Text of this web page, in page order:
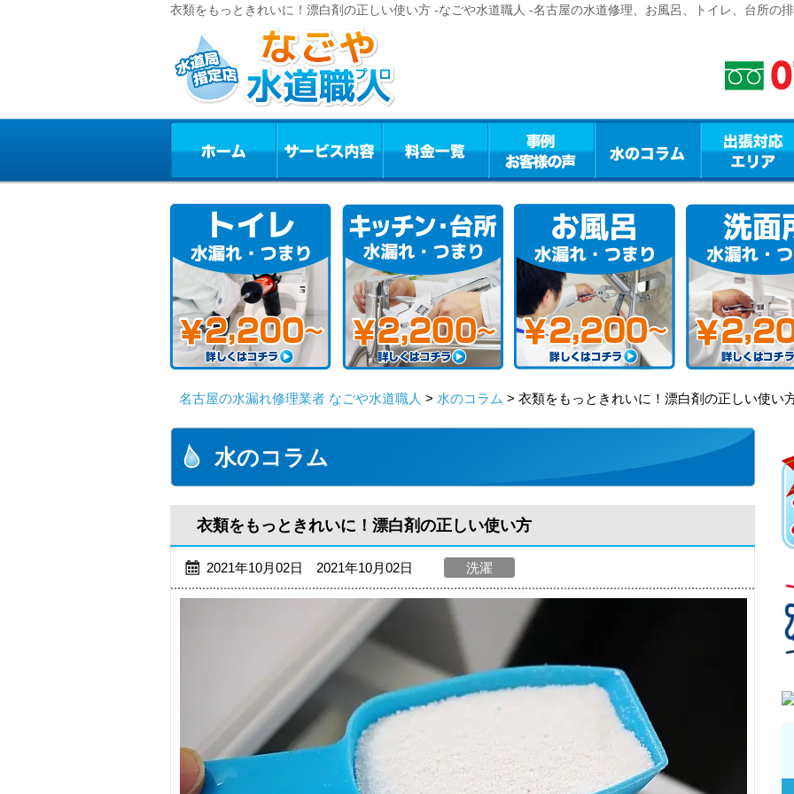
衣類をもっときれいに！漂白剤の正しい使い方 -なごや水道職人 -名古屋の水道修理、お風呂、トイレ、台所の
名古屋の水漏れ修理業者 なごや水道職人 > 水のコラム > 衣類をもっときれいに！漂白剤の正しい使い
水のコラム
衣類をもっときれいに！漂白剤の正しい使い方
2021年10月02日 2021年10月02日 洗濯